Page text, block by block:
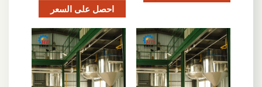
احصل على السعر